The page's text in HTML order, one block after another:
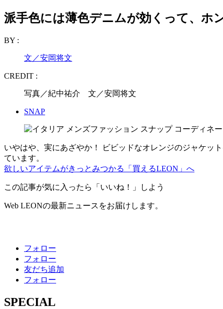
派手色には薄色デニムが効くって、ホ
BY :
文／安岡将文
CREDIT :
写真／紀中祐介 文／安岡将文
SNAP
いやはや、実にあざやか！ ビビッドなオレンジのジャケッ
ています。
欲しいアイテムがきっとみつかる「買えるLEON」へ
この記事が気に入ったら「いいね！」しよう
Web LEONの最新ニュースをお届けします。
フォロー
フォロー
友だち追加
フォロー
SPECIAL